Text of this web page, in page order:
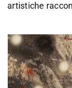
artistiche